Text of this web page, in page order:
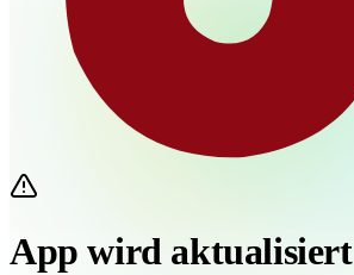
App wird aktualisiert